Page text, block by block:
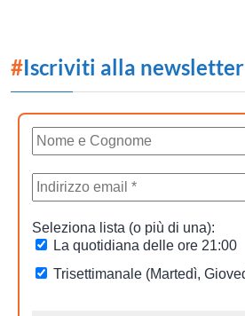
#Iscriviti alla newsletter